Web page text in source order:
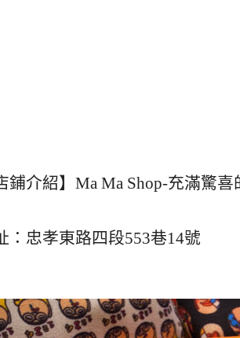
鋪介紹】Ma Ma Shop-充滿驚
：忠孝東路四段553巷14號